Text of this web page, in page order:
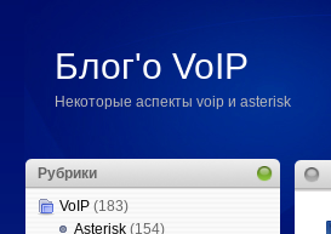
Блог'о VoIP
Некоторые аспекты voip и asterisk
Рубрики
VoIP (183)
Asterisk (154)